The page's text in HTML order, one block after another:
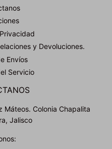
y Devoluciones.
Envíos
Servicio
Máteos. Colonia Chapalita
Jalisco